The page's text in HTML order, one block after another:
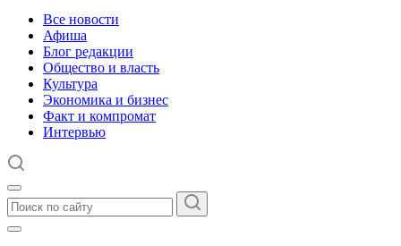
Все новости
Афиша
Блог редакции
Общество и власть
Культура
Экономика и бизнес
Факт и компромат
Интервью